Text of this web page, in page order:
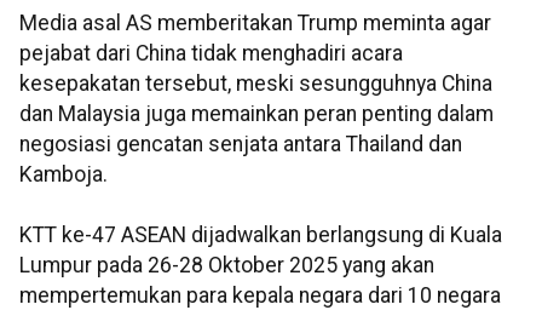
Media asal AS memberitakan Trump meminta agar
pejabat dari China tidak menghadiri acara
kesepakatan tersebut, meski sesungguhnya China
dan Malaysia juga memainkan peran penting dalam
negosiasi gencatan senjata antara Thailand dan
Kamboja.
KTT ke-47 ASEAN dijadwalkan berlangsung di Kuala
Lumpur pada 26-28 Oktober 2025 yang akan
mempertemukan para kepala negara dari 10 negara